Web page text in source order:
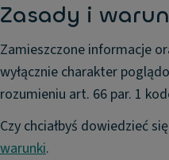
Zasady i
Zamieszczone informacje
wyłącznie charakter
rozumieniu art. 66 par. 1
Czy chciałbyś dowiedzieć
warunki.